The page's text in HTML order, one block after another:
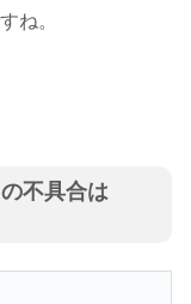
ね。
不具合は